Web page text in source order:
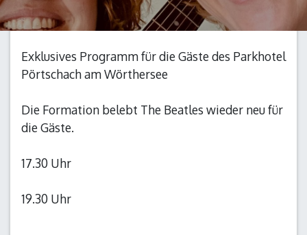
Exklusives Programm für die Gäste des Parkhotel
Pörtschach am Wörthersee
Die Formation belebt The Beatles wieder neu für
die Gäste.
17.30 Uhr
19.30 Uhr